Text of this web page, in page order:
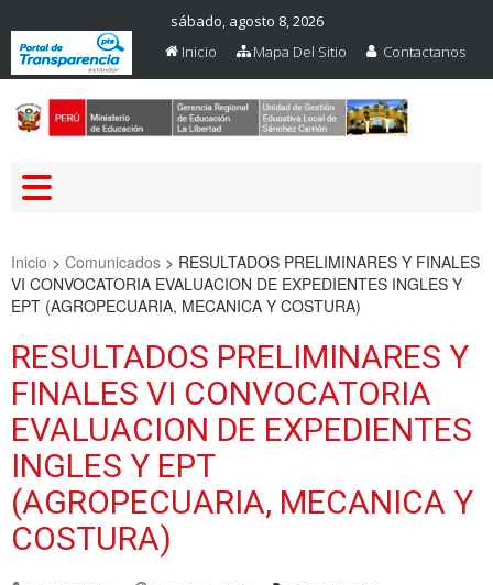
sábado, agosto 8, 2026
Inicio
Mapa Del Sitio Contactanos
Inicio > Comunicados > RESULTADOS PRELIMINARES Y FINALES
VI CONVOCATORIA EVALUACION DE EXPEDIENTES INGLES Y
EPT (AGROPECUARIA, MECANICA Y COSTURA)
RESULTADOS PRELIMINARES Y
FINALES VI CONVOCATORIA
EVALUACION DE EXPEDIENTES
INGLES Y EPT
(AGROPECUARIA, MECANICA Y
COSTURA)